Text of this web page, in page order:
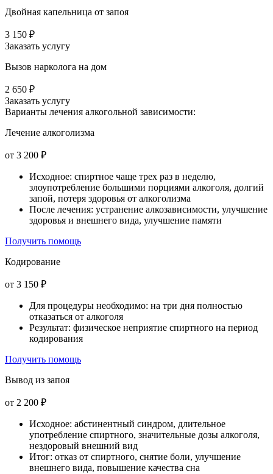
Двойная капельница от запоя
3 150 ₽
Заказать услугу
Вызов нарколога на дом
2 650 ₽
Заказать услугу
Варианты лечения алкогольной зависимости:
Лечение алкоголизма
от 3 200 ₽
Исходное: спиртное чаще трех раз в неделю,
злоупотребление большими порциями алкоголя, долгий
запой, потеря здоровья от алкоголизма
После лечения: устранение алкозависимости, улучшение
здоровья и внешнего вида, улучшение памяти
Получить помощь
Кодирование
от 3 150 ₽
Для процедуры необходимо: на три дня полностью
отказаться от алкоголя
Результат: физическое неприятие спиртного на период
кодирования
Получить помощь
Вывод из запоя
от 2 200 ₽
Исходное: абстинентный синдром, длительное
употребление спиртного, значительные дозы алкоголя,
нездоровый внешний вид
Итог: отказ от спиртного, снятие боли, улучшение
внешнего вида, повышение качества сна